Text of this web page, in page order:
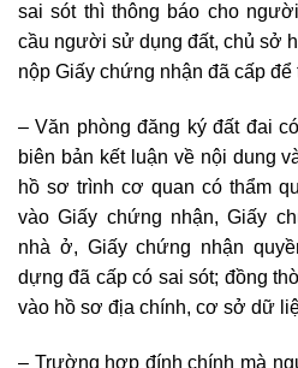
sai sót thì thông báo cho
cầu người sử dụng đất, chủ sở
nộp Giấy chứng nhận đã cấp
– Văn phòng đăng ký đất đai
biên bản kết luận về nội dung
hồ sơ trình cơ quan có thẩm
vào Giấy chứng nhận, Giấy
nhà ở, Giấy chứng nhận
dựng đã cấp có sai sót; đồng
vào hồ sơ địa chính, cơ sở dữ
– Trường hợp đính chính mà